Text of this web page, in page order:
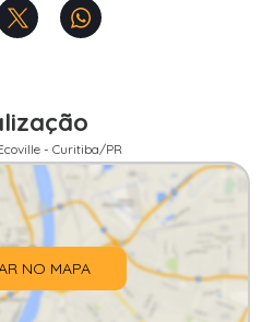
- Curitiba/PR
NO MAPA